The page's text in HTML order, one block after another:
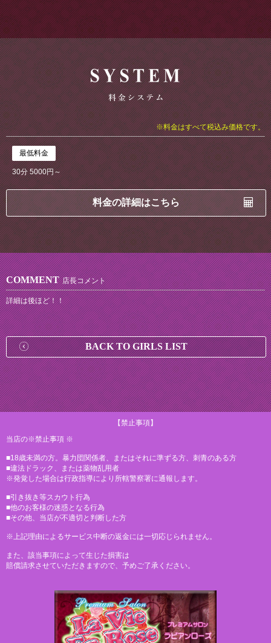
※料金はすべて税込み価格です。
最低料金
30分 5000円～
料金の詳細はこちら
COMMENT 店長コメント
詳細は後ほど！！
BACK TO GIRLS LIST
【禁止事項】
当店の※禁止事項 ※
■18歳未満の方。暴力団関係者、またはそれに準ずる方、刺青のある方
■違法ドラック、または薬物乱用者
※発覚した場合は行政指導により所轄警察署に通報します。
■引き抜き等スカウト行為
■他のお客様の迷惑となる行為
■その他、当店が不適切と判断した方
※上記理由によるサービス中断の返金には一切応じられません。
また、該当事項によって生じた損害は
賠償請求させていただきますので、予めご了承ください。